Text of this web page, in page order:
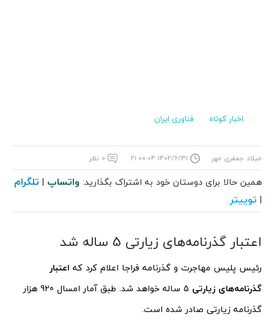
اخبار کوتاه فناوری ایران
میلاد جعفری مهر ۱۴۰۲/۶/۳۱ ۲۱:۰۰:۰۴ ۰ نظر
همین حالا برای دوستان خود به اشتراک بگذارید: واتساپ | تلگرام
| توییتر
اعتبار گذرنامه‌های زیارتی 5 ساله شد
رئیس پلیس مهاجرت و گذرنامه فراجا اعلام کرد که اعتبار
گذرنامه‌های زیارتی
5 ساله خواهد شد. طبق آمار امسال 920 هزار
گذرنامه زیارتی صادر شده است.